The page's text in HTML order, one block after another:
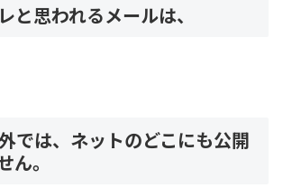
と思われるメールは、
では、ネットのどこにも公開
ん。